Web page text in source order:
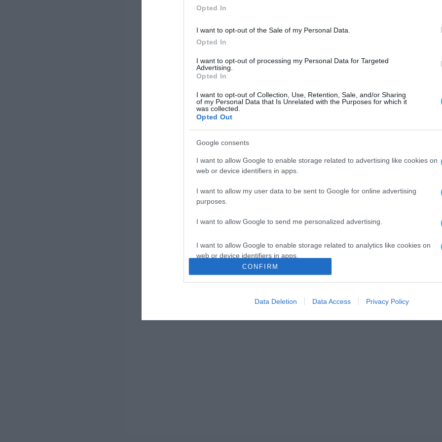
Opted In
I want to opt-out of the Sale of my Personal Data.
Opted In
I want to opt-out of processing my Personal Data for Targeted
Advertising.
Opted In
I want to opt-out of Collection, Use, Retention, Sale, and/or Sharing
of my Personal Data that Is Unrelated with the Purposes for which it
was collected.
Opted Out
Google consents
I want to allow Google to enable storage related to advertising like cookies on
web or device identifiers in apps.
I want to allow my user data to be sent to Google for online advertising
purposes.
I want to allow Google to send me personalized advertising.
I want to allow Google to enable storage related to analytics like cookies on
web or device identifiers in apps.
I want to allow Google to enable storage related to functionality of the website
I want to allow Google to enable storage related to personalization.
CONFIRM
Data Deletion Data Access Privacy Policy